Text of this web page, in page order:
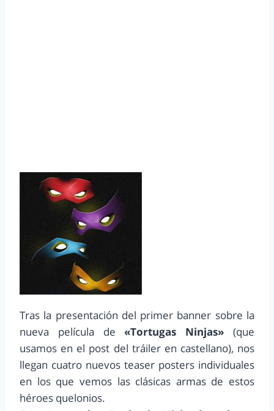
Tras la presentación del primer banner sobre la
nueva película de«Tortugas Ninjas» (que
usamos en el post del tráiler en castellano), nos
llegan cuatro nuevos teaser posters individuales
en los que vemos las clásicas armas de estos
héroes quelonios.